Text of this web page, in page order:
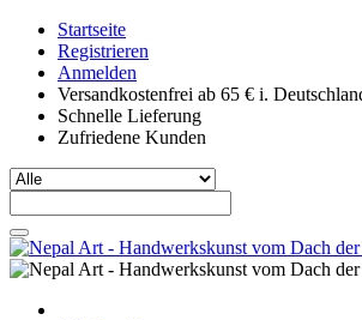
Startseite
Registrieren
Anmelden
Versandkostenfrei ab 65 € i.
Schnelle Lieferung
Zufriedene Kunden